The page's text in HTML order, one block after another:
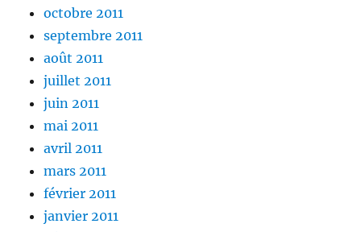
octobre 2011
septembre 2011
août 2011
juillet 2011
juin 2011
mai 2011
avril 2011
mars 2011
février 2011
janvier 2011